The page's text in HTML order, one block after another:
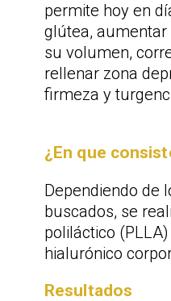
permite hoy en
glútea,
su volumen,
rellenar zona
firmeza y
¿En que
Dependiendo de
buscados, se
poliláctico
hialurónico
Resultados